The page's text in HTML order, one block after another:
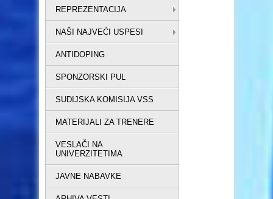
REPREZENTACIJA
NAŠI NAJVEĆI USPESI
ANTIDOPING
SPONZORSKI PUL
SUDIJSKA KOMISIJA VSS
MATERIJALI ZA TRENERE
VESLAČI NA
UNIVERZITETIMA
JAVNE NABAVKE